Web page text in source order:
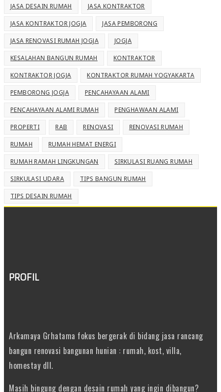
JASA DESAIN RUMAH JASA KONTRAKTOR
JASA KONTRAKTOR JOGJA JASA PEMBORONG
JASA RENOVASI RUMAH JOGJA JOGJA
KESALAHAN BANGUN RUMAH KONTRAKTOR
KONTRAKTOR JOGJA KONTRAKTOR RUMAH YOGYAKARTA
PEMBORONG JOGJA PENCAHAYAAN ALAMI
PENCAHAYAAN ALAMI RUMAH PENGHAWAAN ALAMI
PROPERTI RAB RENOVASI RENOVASI RUMAH
RUMAH RUMAH HEMAT ENERGI
RUMAH RAMAH LINGKUNGAN SIRKULASI RUANG RUMAH
SIRKULASI UDARA TIPS BANGUN RUMAH
TIPS DESAIN RUMAH
PROFIL
Arkamaya Grhatama fokus bergerak di bidang jasa rancang
bangun renovasi bangunan hunian : rumah, kost, villa,
homestay dll.
Masih bingung dengan desain rumah yang ingin dibangun?